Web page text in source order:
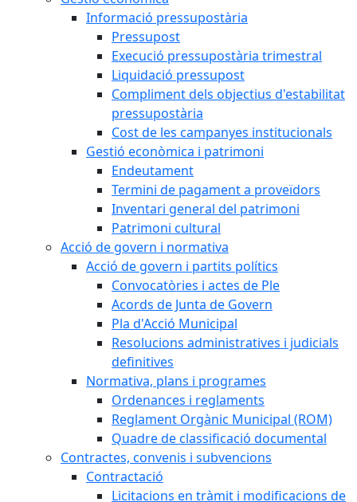
Informació pressupostària
Pressupost
Execució pressupostària trimestral
Liquidació pressupost
Compliment dels objectius d'estabilitat
pressupostària
Cost de les campanyes institucionals
Gestió econòmica i patrimoni
Endeutament
Termini de pagament a proveïdors
Inventari general del patrimoni
Patrimoni cultural
Acció de govern i normativa
Acció de govern i partits polítics
Convocatòries i actes de Ple
Acords de Junta de Govern
Pla d'Acció Municipal
Resolucions administratives i judicials
definitives
Normativa, plans i programes
Ordenances i reglaments
Reglament Orgànic Municipal (ROM)
Quadre de classificació documental
Contractes, convenis i subvencions
Contractació
Licitacions en tràmit i modificacions de